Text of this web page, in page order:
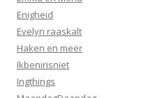
Enigheid
Evelyn raaskalt
Haken en meer
Ikbenirisniet
Ingthings